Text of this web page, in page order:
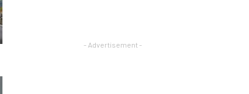
- Advertisement -